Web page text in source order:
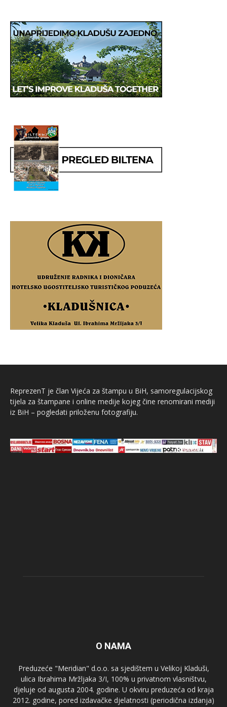
ReprezenT je član Vijeća za štampu u BiH, samoregulacijskog
tijela za štampane i online medije kojeg čine renomirani mediji
iz BiH – pogledati priloženu fotografiju.
O NAMA
Preduzeće "Meridian" d.o.o. sa sjedištem u Velikoj Kladuši,
ulica Ibrahima Mržljaka 3/I, 100% u privatnom vlasništvu,
djeluje od augusta 2004. godine. U okviru preduzeća od kraja
2012. godine, pored izdavačke djelatnosti (periodična izdanja)